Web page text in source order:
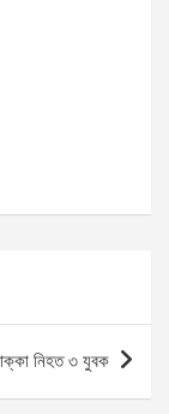
নিহত ৩ যুবক